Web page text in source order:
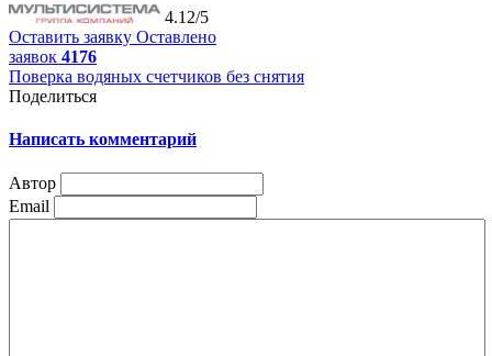
4.12/5
Оставить заявку Оставлено
заявок 4176
Поверка водяных счетчиков без снятия
Поделиться
Написать комментарий
Автор
Email